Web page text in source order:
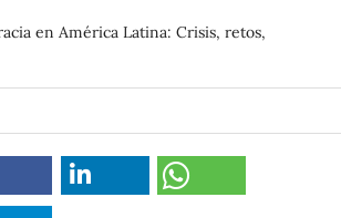
en América Latina: Crisis, retos,